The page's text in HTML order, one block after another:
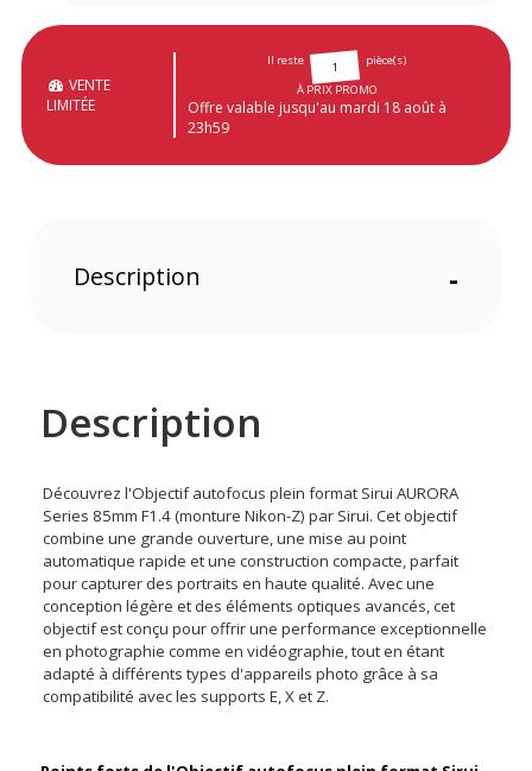
VENTE
LIMITÉE
Il reste 1
pièce(s)
À PRIX PROMO
Offre valable jusqu'au mardi 18 août à
23h59
Description -
Description
Découvrez l'Objectif autofocus plein format Sirui AURORA
Series 85mm F1.4 (monture Nikon-Z) par Sirui. Cet objectif
combine une grande ouverture, une mise au point
automatique rapide et une construction compacte, parfait
pour capturer des portraits en haute qualité. Avec une
conception légère et des éléments optiques avancés, cet
objectif est conçu pour offrir une performance exceptionnelle
en photographie comme en vidéographie, tout en étant
adapté à différents types d'appareils photo grâce à sa
compatibilité avec les supports E, X et Z.